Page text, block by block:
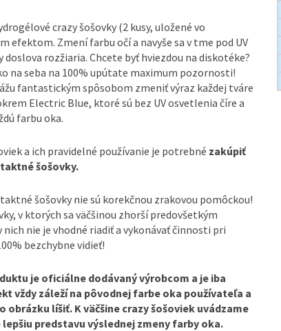
crazy šošovky (2 kusy, uložené vo
efektom. Zmení farbu očí a navyše sa v tme pod UV
rozžiaria. Chcete byť hviezdou na diskotéke?
na seba na 100% upútate maximum pozornosti!
fantastickým spôsobom zmeniť výraz každej tváre
Electric Blue, ktoré sú bez UV osvetlenia číre a
farbu oka.
a ich pravidelné používanie je potrebné zakúpiť
šošovky.
šošovky nie sú korekčnou zrakovou pomôckou!
v ktorých sa väčšinou zhorší predovšetkým
nie je vhodné riadiť a vykonávať činnosti pri
bezchybne vidieť!
je oficiálne dodávaný výrobcom a je iba
vždy záleží na pôvodnej farbe oka používateľa a
obrázku líšiť. K väčšine crazy šošoviek uvádzame
predstavu výslednej zmeny farby oka.